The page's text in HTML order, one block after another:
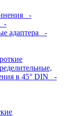
-
-
адаптера
-
в 45° DIN
-